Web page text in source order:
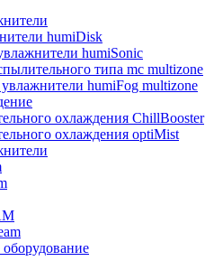
humiDisk
humiSonic
типа mc multizone
humiFog multizone
охлаждения ChillBooster
охлаждения optiMist